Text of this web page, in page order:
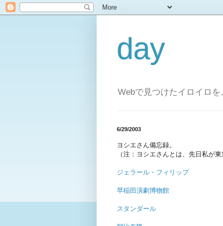
day
Webで見つけたイロイロを
6/29/2003
ヨシエさん備忘録。
（注：ヨシエさんとは、先日私が
ジェラール・フィリップ
早稲田演劇博物館
スタンダール